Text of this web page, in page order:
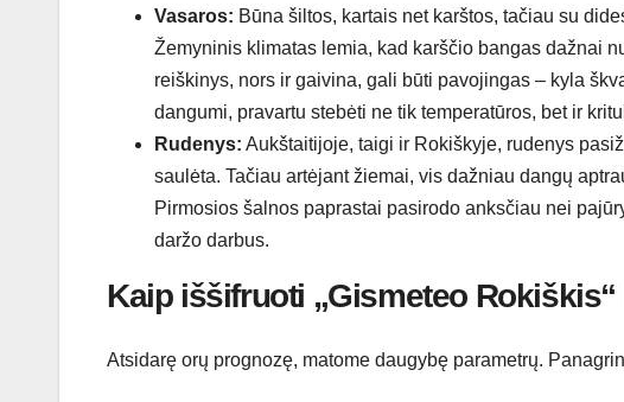
Vasaros: Būna šiltos, kartais net karštos, tačiau su
Žemyninis klimatas lemia, kad karščio bangas dažnai
reiškinys, nors ir gaivina, gali būti pavojingas – kyla
dangumi, pravartu stebėti ne tik temperatūros, bet ir
Rudenys: Aukštaitijoje, taigi ir Rokiškyje, rudenys
saulėta. Tačiau artėjant žiemai, vis dažniau dangų
Pirmosios šalnos paprastai pasirodo anksčiau nei
daržo darbus.
Kaip iššifruoti „Gismeteo
Atsidarę orų prognozę, matome daugybę parametrų.